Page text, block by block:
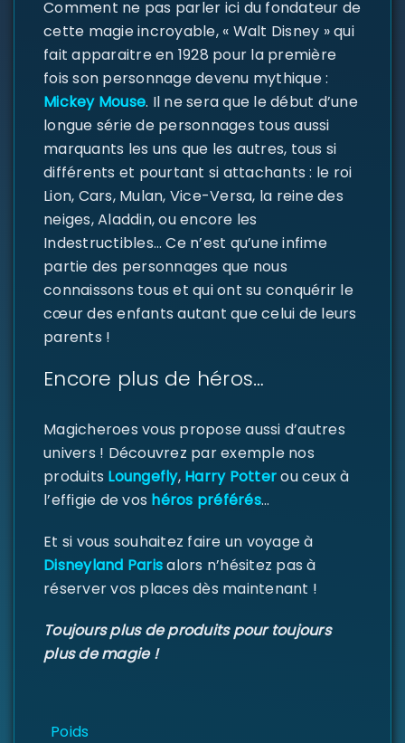
CONNECTER
ou e-mail*
de passe*
Se souvenir de moi
SE CONNECTER
Comment ne pas parler ici du fondateur de
cette magie incroyable, « Walt Disney » qui
fait apparaitre en 1928 pour la première
fois son personnage devenu mythique :
Mickey Mouse. Il ne sera que le début d’une
longue série de personnages tous aussi
marquants les uns que les autres, tous si
différents et pourtant si attachants : le roi
Lion, Cars, Mulan, Vice-Versa, la reine des
neiges, Aladdin, ou encore les
Indestructibles… Ce n’est qu’une infime
partie des personnages que nous
connaissons tous et qui ont su conquérir le
cœur des enfants autant que celui de leurs
parents !
Encore plus de héros…
Magicheroes vous propose aussi d’autres
univers ! Découvrez par exemple nos
produits Loungefly,Harry Potterou ceux à
l’effigie de vos héros préférés…
Et si vous souhaitez faire un voyage à
Disneyland Parisalors n’hésitez pas à
réserver vos places dès maintenant !
Toujours plus de produits pour toujours
plus de magie !
Poids